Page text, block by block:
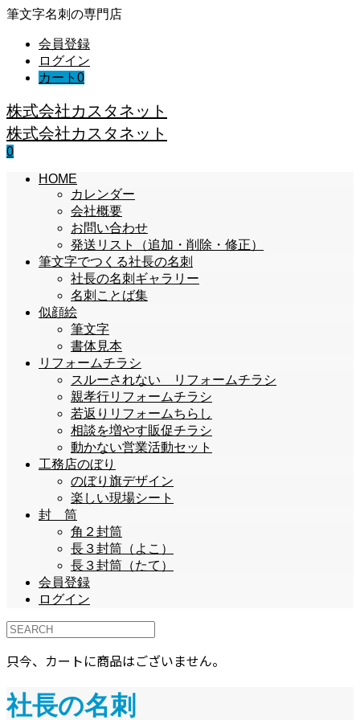
筆文字名刺の専門店
会員登録
ログイン
カート 0
株式会社カスタネット
株式会社カスタネット
0
HOME
カレンダー
会社概要
お問い合わせ
発送リスト（追加・削除・修正）
筆文字でつくる社長の名刺
社長の名刺ギャラリー
名刺ことば集
似顔絵
筆文字
書体見本
リフォームチラシ
スルーされない リフォームチラシ
親孝行リフォームチラシ
若返りリフォームちらし
相談を増やす販促チラシ
動かない営業活動セット
工務店のぼり
のぼり旗デザイン
楽しい現場シート
封 筒
角２封筒
長３封筒（よこ）
長３封筒（たて）
会員登録
ログイン
只今、カートに商品はございません。
社長の名刺